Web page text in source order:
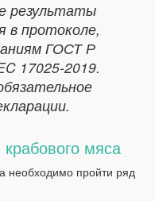
результаты
в протоколе,
ГОСТ Р
17025-2019.
мяса
необходимо пройти ряд